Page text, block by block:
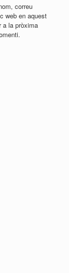
correu
web en aquest
a la pròxima